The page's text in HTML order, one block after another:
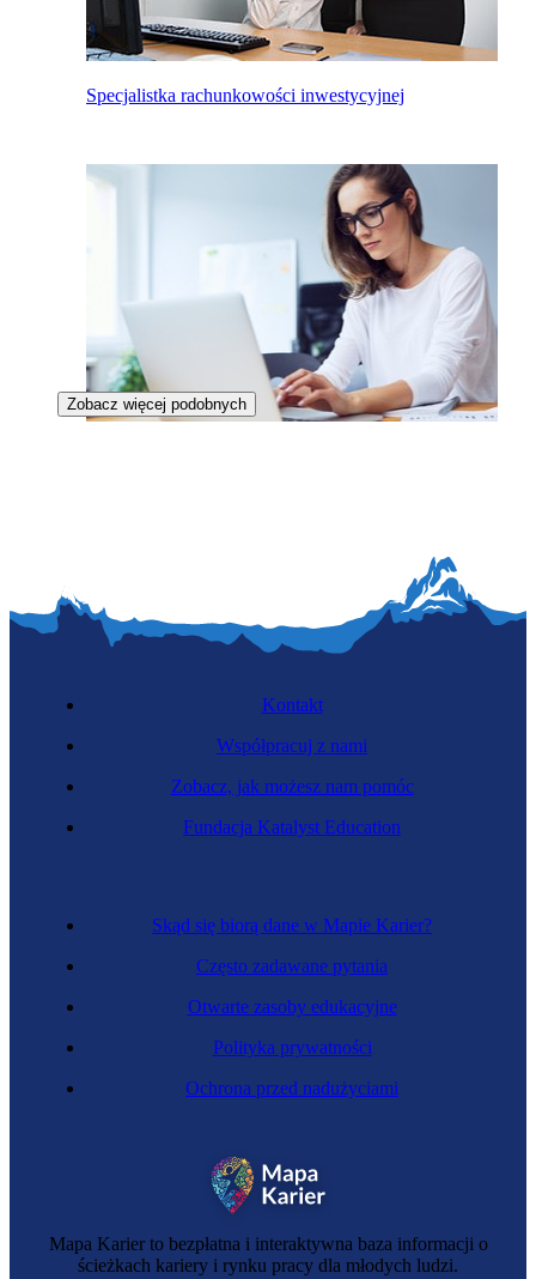
Specjalistka rachunkowości inwestycyjnej
Dealerka aktywów finansowych
Specjalistka ds. kontrolingu
Zobacz więcej podobnych
Mapa Karier to bezpłatna i interaktywna baza informacji o
ścieżkach kariery i rynku pracy dla młodych ludzi.
Skąd się biorą dane w Mapie Karier?
Często zadawane pytania
Otwarte zasoby edukacyjne
Polityka prywatności
Ochrona przed nadużyciami
Kontakt
Współpracuj z nami
Zobacz, jak możesz nam pomóc
Fundacja Katalyst Education